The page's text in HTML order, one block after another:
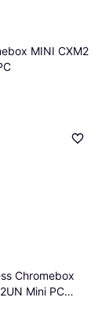
MINI CXM2
Chromebox
Mini PC